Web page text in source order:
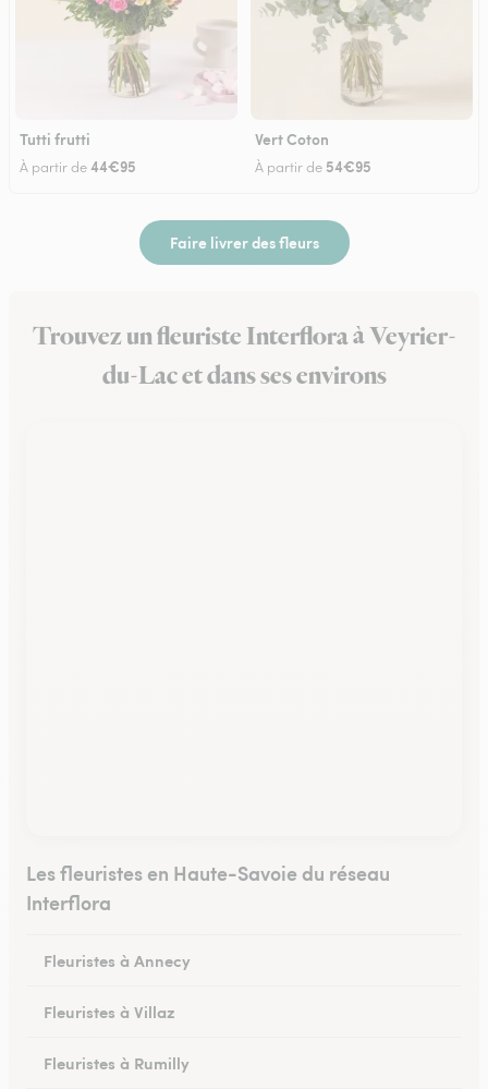
Tutti frutti
À partir de44€95
Vert Coton
À partir de 54€95
Faire livrer des fleurs
Trouvez un fleuriste Interflora à Veyrier-
du-Lac et dans ses environs
Les fleuristes en Haute-Savoie du réseau
Interflora
Fleuristes à Annecy
Fleuristes à Villaz
Fleuristes à Rumilly